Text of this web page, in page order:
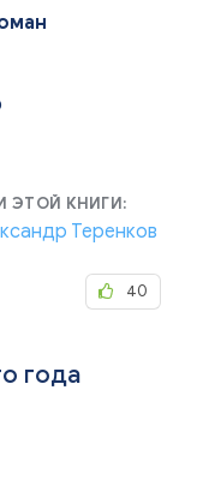
ЭТОЙ КНИГИ:
Теренков
40
года